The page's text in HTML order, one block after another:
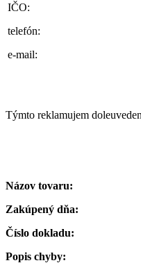
IČO:
telefón:
e-mail:
Týmto reklamujem
Názov tovaru:
Zakúpený dňa:
Číslo dokladu:
Popis chyby: